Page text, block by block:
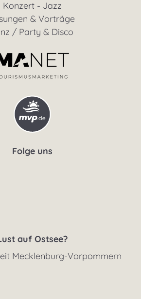
Konzert - Jazz
& Vorträge
/ Party & Disco
Folge uns
auf Ostsee?
Mecklenburg-Vorpommern